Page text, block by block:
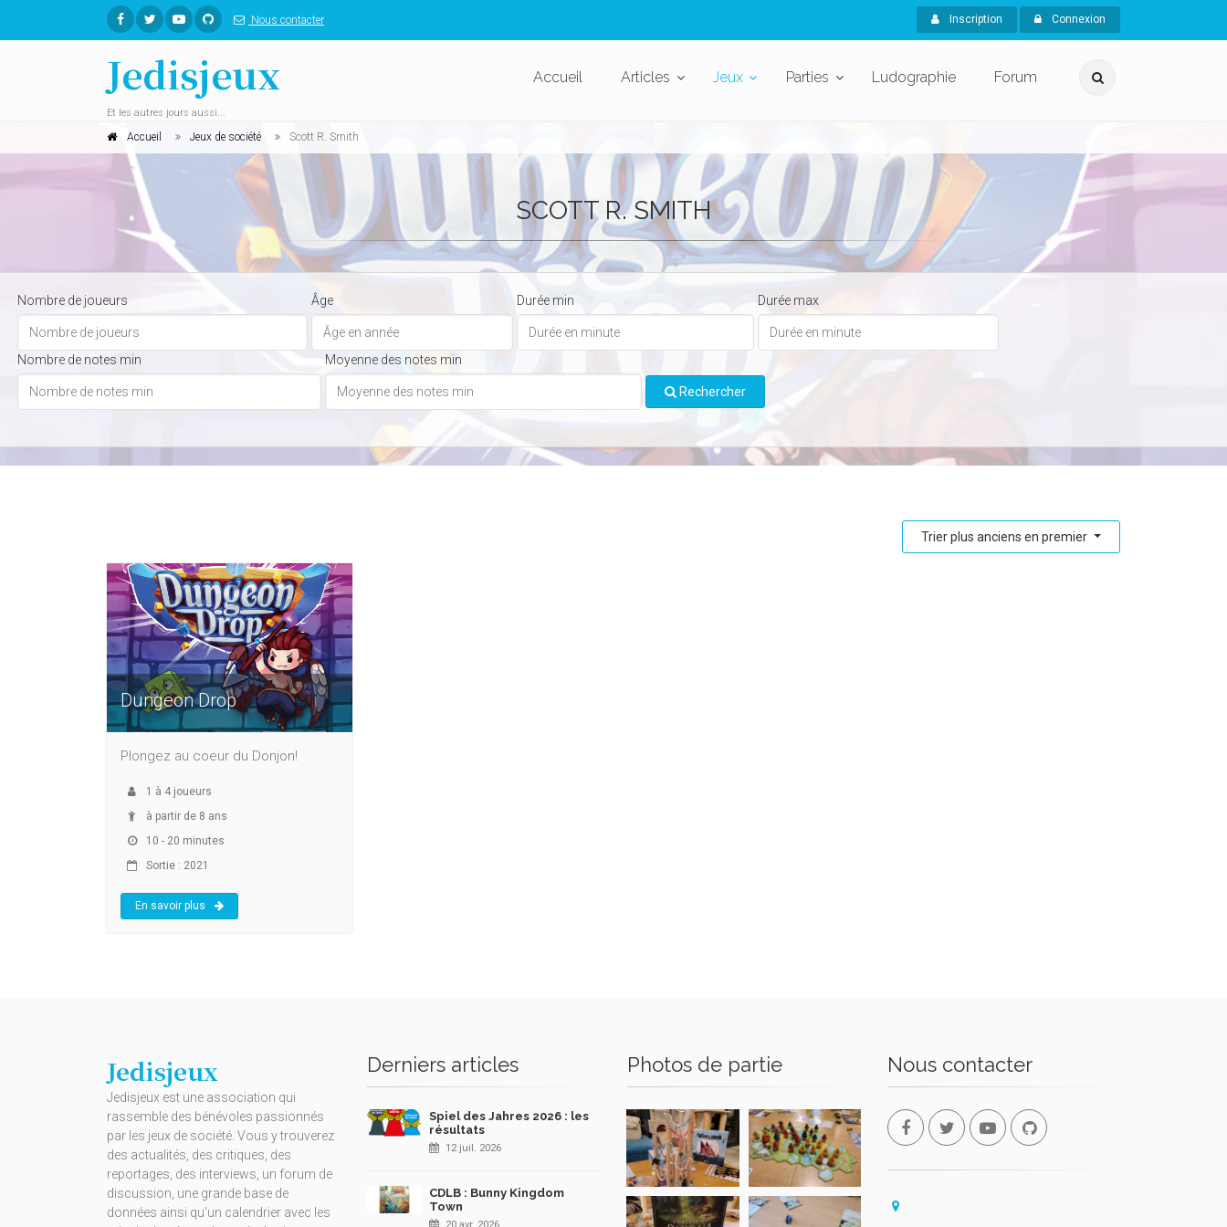
Nous contacter Inscription Connexion
Jedisjeux
Et les autres jours aussi...
Accueil Articles Jeux Parties Ludographie Forum
Accueil Jeux de société Scott R. Smith
SCOTT R. SMITH
Nombre de joueurs Âge Durée min Durée max
Nombre de notes min Moyenne des notes min
Rechercher
Trier plus anciens en premier
Dungeon Drop
Plongez au coeur du Donjon!
1 à 4 joueurs
à partir de 8 ans
10 - 20 minutes
Sortie : 2021
En savoir plus
Jedisjeux
Jedisjeux est une association qui
rassemble des bénévoles passionnés
par les jeux de société. Vous y trouverez
des actualités, des critiques, des
reportages, des interviews, un forum de
discussion, une grande base de
données ainsi qu’un calendrier avec les
Derniers articles
Spiel des Jahres 2026 : les
résultats
12 juil. 2026
CDLB : Bunny Kingdom
Town
20 avr. 2026
Photos de partie Nous contacter